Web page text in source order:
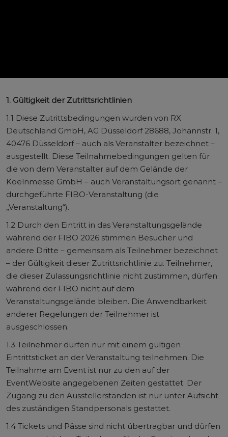
1. Gültigkeit der Zutrittsrichtlinien
1.1 Diese Zutrittsbedingungen wurden von RX
Deutschland GmbH, AG Düsseldorf 28688, Johannstr. 1,
40476 Düsseldorf – auch als Veranstalter bezeichnet –
ausgestellt. Diese Teilnahmebedingungen gelten für
die von dem Veranstalter auf dem Gelände der
Koelnmesse GmbH – auch Veranstaltungsort genannt –
durchgeführte FIBO-Veranstaltung (die
„Veranstaltung“).
1.2 Durch den Eintritt in das Veranstaltungsgelände
während der FIBO 2026 stimmen Besucher und
andere Dritte – gemeinsam als Teilnehmer bezeichnet
– der Gültigkeit dieser Zutrittsrichtlinie zu. Teilnehmer,
die dieser Zulassungsrichtlinie nicht zustimmen, dürfen
während der FIBO nicht auf dem
Veranstaltungsgelände bleiben. Die Anwendbarkeit
anderer Regelungen der Teilnehmer ist
ausgeschlossen.
1.3 Teilnehmer dürfen nur mit einem gültigen
Eintrittsticket an der Veranstaltung teilnehmen. Die
Teilnahme am Event ist nur zu den auf der
EventWebsite angegebenen Zeiten gestattet. Der
Zugang zu den Ausstellerständen ist nur unter Aufsicht
des zuständigen Standpersonals gestattet.
1.4 Tickets und Pässe sind nicht übertragbar und dürfen